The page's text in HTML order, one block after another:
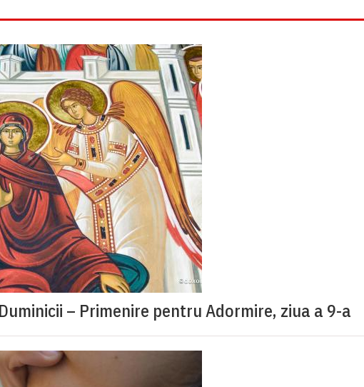
– Primenire pentru Adormire, ziua a 9-a